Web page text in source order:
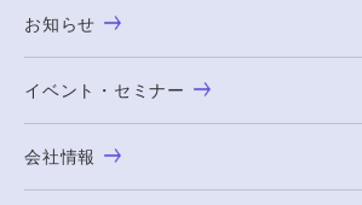
お知らせ
イベント・セミナー
会社情報